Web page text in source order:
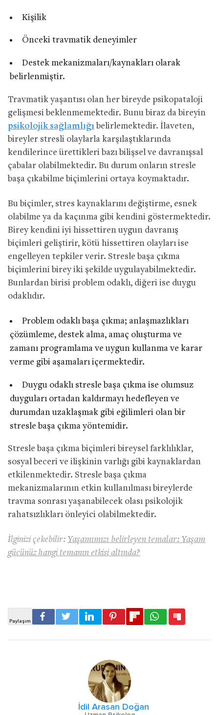
Kişilik
Önceki travmatik deneyimler
Destek mekanizmaları/kaynakları olarak
belirlenmiştir.
Travmatik yaşantısı olan her bireyde psikopataloji
gelişmesi beklenmemektedir. Bunu biraz da bireyin
psikolojik sağlamlığı belirlemektedir. İlaveten,
bireyler stresli olaylarla karşılaştıklarında
kendilerince ürettikleri bazı bilişsel ve davranışsal
çabalar olabilmektedir. Bu durum onların stresle
başa çıkabilme biçimlerini ortaya koymaktadır.
Bu biçimler, stres kaynaklarını değiştirme, esnek
olabilme ya da kaçınma gibi kendini göstermektedir.
Birey kendini iyi hissettiren uygun davranış
biçimleri geliştirir, kötü hissettiren olayları ise
engelleyen tepkiler verir. Stresle başa çıkma
biçimlerini birey iki şekilde uygulayabilmektedir.
Bunlardan birisi problem odaklı, diğeri ise duygu
odaklıdır.
Problem odaklı başa çıkma; anlaşmazlıkları
çözümleme, destek alma, amaç oluşturma ve
zamanı programlama ve uygun kullanma ve karar
verme gibi aşamaları içermektedir.
Duygu odaklı stresle başa çıkma ise olumsuz
duyguları ortadan kaldırmayı hedefleyen ve
durumdan uzaklaşmak gibi eğilimleri olan bir
stresle başa çıkma yöntemidir.
Stresle başa çıkma biçimleri bireysel farklılıklar,
sosyal beceri ve ilişkinin varlığı gibi kaynaklardan
etkilenmektedir. Stresle başa çıkma
mekanizmalarının etkin kullanılması bireylerde
travma sonrası yaşanabilecek olası psikolojik
rahatsızlıkları önleyici olabilmektedir.
İlginizi çekebilir: Yaşamımızı belirleyen temalar: Yaşam
gücünüz hangi temanın etkisi altında?
İdil Arasan Doğan